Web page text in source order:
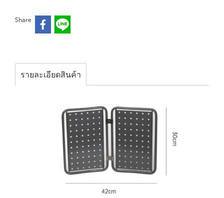
Share
รายละเอียดสินค้า